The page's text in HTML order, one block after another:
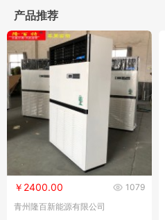
产品推荐
1079
￥2400.00
青州隆百新能源有限公司